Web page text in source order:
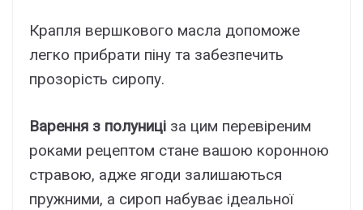
Крапля вершкового масла допоможе
легко прибрати піну та забезпечить
прозорість сиропу.
Варення з полуниці за цим перевіреним
роками рецептом стане вашою коронною
стравою, адже ягоди залишаються
пружними, а сироп набуває ідеальної